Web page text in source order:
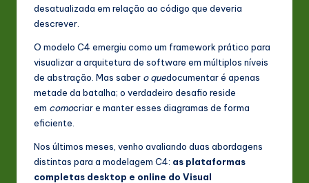
ft
w
In
desatualizada em relação ao código que deveria
descrever.
O modelo C4 emergiu como um framework prático para
visualizar a arquitetura de software em múltiplos níveis
de abstração. Mas saber o quedocumentar é apenas
metade da batalha; o verdadeiro desafio reside
em comocriar e manter esses diagramas de forma
eficiente.
Nos últimos meses, venho avaliando duas abordagens
distintas para a modelagem C4: as plataformas
completas desktop e online do Visual